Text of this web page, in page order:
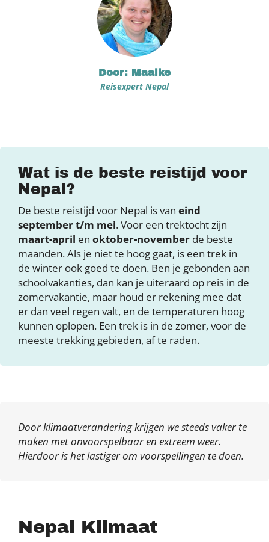
Door: Maaike
Reisexpert Nepal
Wat is de beste reistijd voor
Nepal?
De beste reistijd voor Nepal is van eind
september t/m mei. Voor een trektocht zijn
maart-april en oktober-november de beste
maanden. Als je niet te hoog gaat, is een trek in
de winter ook goed te doen. Ben je gebonden aan
schoolvakanties, dan kan je uiteraard op reis in de
zomervakantie, maar houd er rekening mee dat
er dan veel regen valt, en de temperaturen hoog
kunnen oplopen. Een trek is in de zomer, voor de
meeste trekking gebieden, af te raden.
Door klimaatverandering krijgen we steeds vaker te
maken met onvoorspelbaar en extreem weer.
Hierdoor is het lastiger om voorspellingen te doen.
Nepal Klimaat